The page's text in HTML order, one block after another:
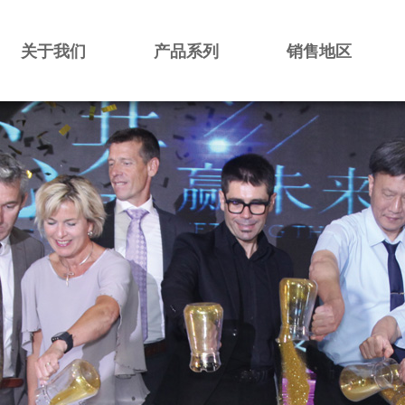
关于我们 产品系列 销售地区